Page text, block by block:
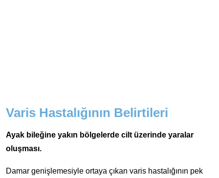
Varis Hastalığının Belirtileri
Ayak bileğine yakın bölgelerde cilt üzerinde yaralar
oluşması.
Damar genişlemesiyle ortaya çıkan varis hastalığının pek